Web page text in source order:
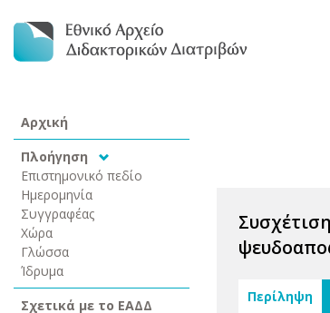
Αρχική
Πλοήγηση
Επιστημονικό πεδίο
Ημερομηνία
Συγγραφέας
Χώρα
Γλώσσα
Ίδρυμα
Σχετικά με το ΕΑΔΔ
Περίληψη